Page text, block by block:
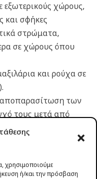
χρησιμοποιούμε
ή/και την πρόσβαση
χώρους,
και σφήκες
στρώματα,
σε χώρους όπου
και ρούχα σε
αποπαρασίτωση των
τους μετά από
επίπλων
σοβαρής αλλεργίας